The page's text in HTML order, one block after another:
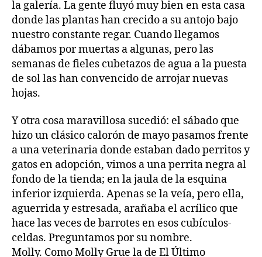
la galería. La gente fluyó muy bien en esta casa
donde las plantas han crecido a su antojo bajo
nuestro constante regar. Cuando llegamos
dábamos por muertas a algunas, pero las
semanas de fieles cubetazos de agua a la puesta
de sol las han convencido de arrojar nuevas
hojas.
Y otra cosa maravillosa sucedió: el sábado que
hizo un clásico calorón de mayo pasamos frente
a una veterinaria donde estaban dado perritos y
gatos en adopción, vimos a una perrita negra al
fondo de la tienda; en la jaula de la esquina
inferior izquierda. Apenas se la veía, pero ella,
aguerrida y estresada, arañaba el acrílico que
hace las veces de barrotes en esos cubículos-
celdas. Preguntamos por su nombre.
Molly. Como Molly Grue la de El Último